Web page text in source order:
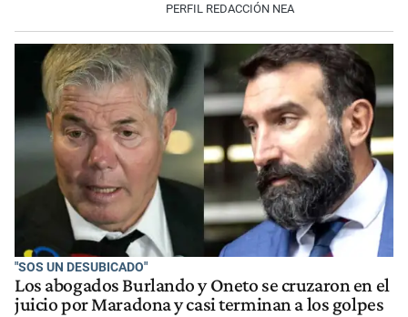
PERFIL REDACCIÓN NEA
"SOS UN DESUBICADO"
Los abogados Burlando y Oneto se cruzaron en el
juicio por Maradona y casi terminan a los golpes